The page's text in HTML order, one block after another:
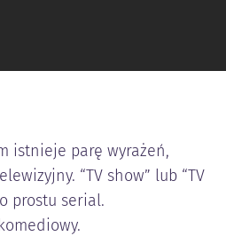
istnieje parę wyrażeń,
“TV show” lub “TV
prostu serial.